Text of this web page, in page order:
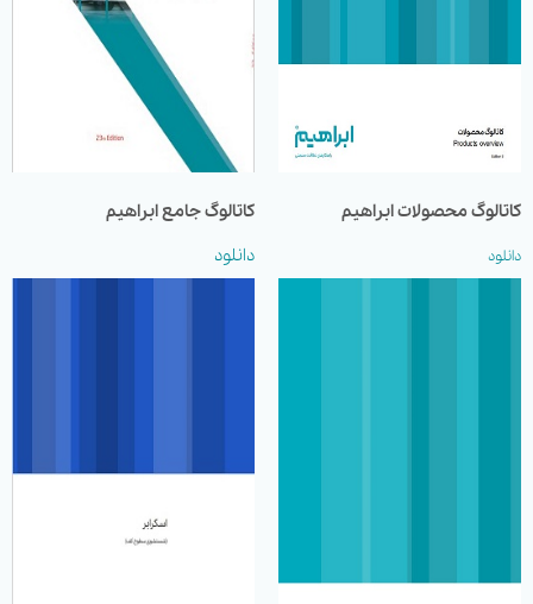
کاتالوگ محصولات ابراهیم
دانلود
کاتالوگ جامع ابراهیم
دانلود